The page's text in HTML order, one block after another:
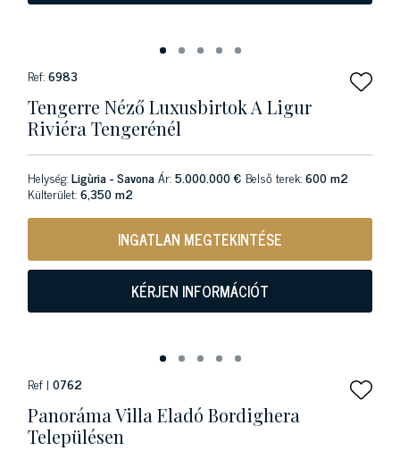
Ref:6983
Tengerre Néző Luxusbirtok A Ligur
Riviéra Tengerénél
Helység:Ligùria - SavonaÁr:5.000.000 € Belső terek:600 m2
Külterület:6,350 m2
INGATLAN MEGTEKINTÉSE
KÉRJEN INFORMÁCIÓT
Ref | 0762
Panoráma Villa Eladó Bordighera
Településen